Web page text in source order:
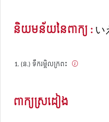
និយមន័យនៃពាក្យ :い
(ន.) ទឹករម្អិលក្រពះ
ពាក្យស្រដៀង